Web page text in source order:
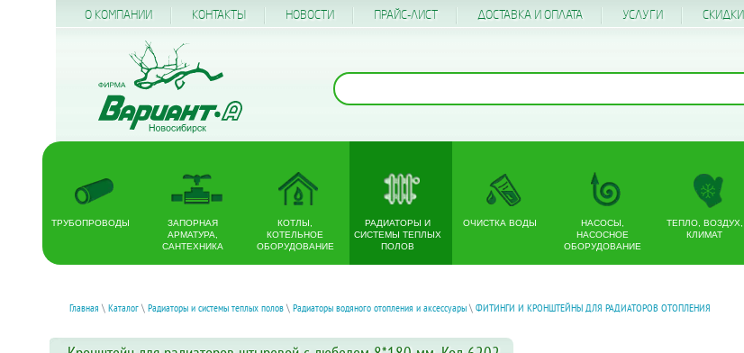
О КОМПАНИИ КОНТАКТЫ НОВОСТИ ПРАЙС-ЛИСТ ДОСТАВКА И ОПЛАТА УСЛУГИ CКИДКИ
ТРУБОПРОВОДЫ
ЗАПОРНАЯ
АРМАТУРА,
САНТЕХНИКА
КОТЛЫ,
КОТЕЛЬНОЕ
ОБОРУДОВАНИЕ
РАДИАТОРЫ И
СИСТЕМЫ ТЕПЛЫХ
ПОЛОВ
ОЧИСТКА ВОДЫ
НАСОСЫ,
НАСОСНОЕ
ОБОРУДОВАНИЕ
ТЕПЛО, ВОЗДУХ,
КЛИМАТ
Главная \ Каталог \ Радиаторы и системы теплых полов \ Радиаторы водяного отопления и аксессуары \ ФИТИНГИ И КРОНШТЕЙНЫ ДЛЯ РАДИАТОРОВ ОТОПЛЕНИЯ